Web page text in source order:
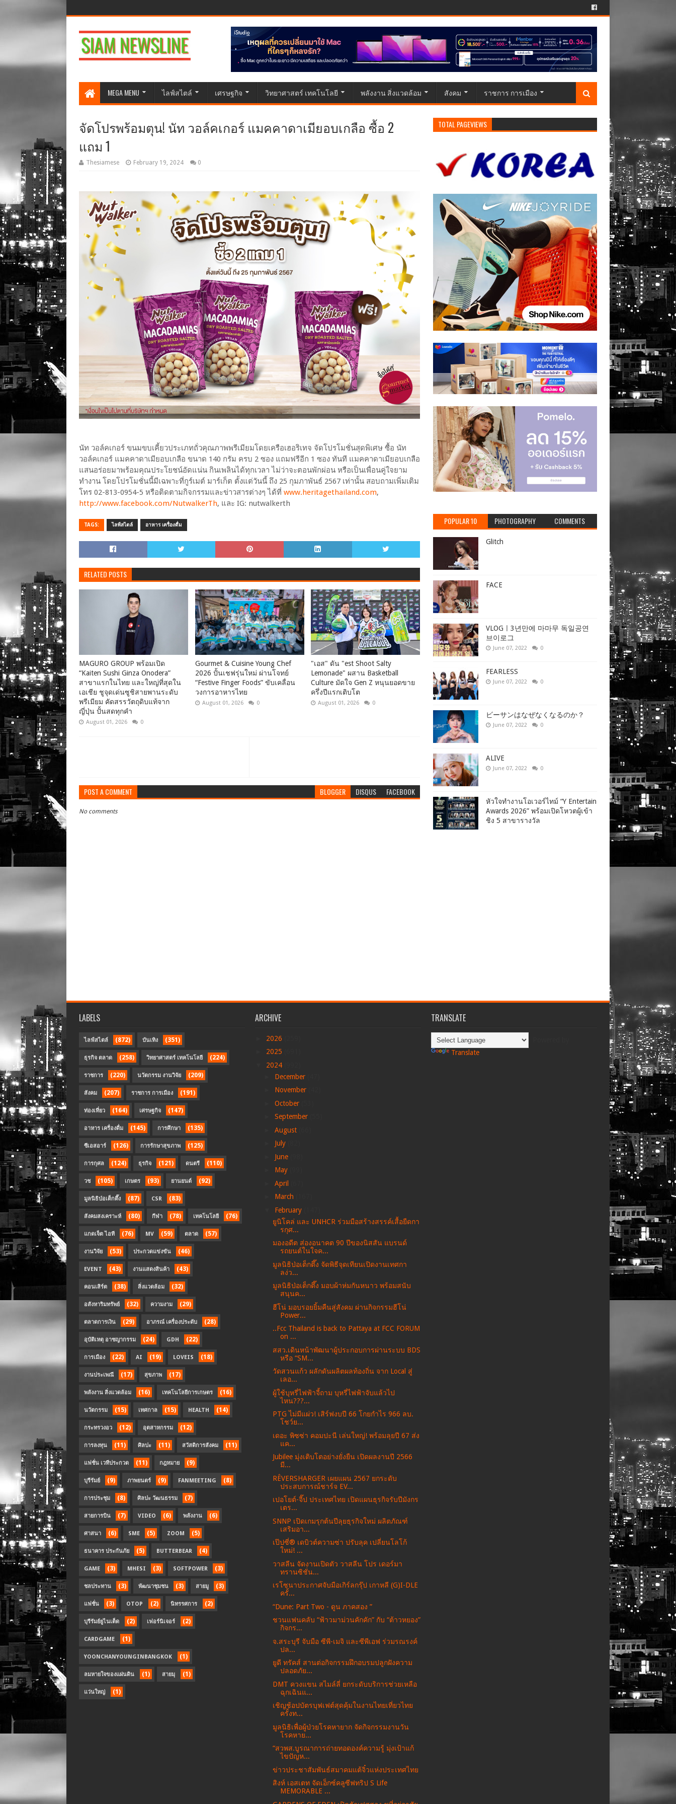
MEGA MENU ไลฟ์สไตล์ เศรษฐกิจ วิทยาศาสตร์ เทคโนโลยี พลังงาน สิ่งแวดล้อม สังคม ราชการ การเมือง
จัดโปรพร้อมตุน! นัท วอล์คเกอร์ แมคคาดาเมียอบเกลือ ซื้อ 2
แถม 1
Thesiamese February 19, 2024 0
นัท วอล์คเกอร์ ขนมขบเคี้ยวประเภทถั่วคุณภาพพรีเมียมโดยเครือเฮอริเทจ จัดโปรโมชั่นสุดพิเศษ ซื้อ นัท
วอล์คเกอร์ แมคคาดาเมียอบเกลือ ขนาด 140 กรัม ครบ 2 ซอง แถมฟรีอีก 1 ซอง ทันที แมคคาดาเมียอบเกลือ
แสนอร่อยมาพร้อมคุณประโยชน์อัดแน่น กินเพลินได้ทุกเวลา ไม่ว่าจะตอนพักผ่อน หรือเป็นเพื่อนคู่ใจยาม
ทำงาน โดยโปรโมชั่นนี้มีเฉพาะที่กูร์เมต์ มาร์เก็ต ตั้งแต่วันนี้ ถึง 25 กุมภาพันธ์ 2567 เท่านั้น สอบถามเพิ่มเติม
โทร 02-813-0954-5 หรือติดตามกิจกรรมและข่าวสารต่างๆ ได้ที่ www.heritagethailand.com,
http://www.facebook.com/NutwalkerTh, และ IG: nutwalkerth
TAGS: ไลฟ์สไตล์ อาหาร เครื่องดื่ม
RELATED POSTS
MAGURO GROUP พร้อมเปิด
“Kaiten Sushi Ginza Onodera”
สาขาแรกในไทย และใหญ่ที่สุดใน
เอเชีย ชูจุดเด่นซูชิสายพานระดับ
พรีเมียม คัดสรรวัตถุดิบแท้จาก
ญี่ปุ่น ปั้นสดทุกคำ
August 01, 2026 0
Gourmet & Cuisine Young Chef
2026 ปั้นเชฟรุ่นใหม่ ผ่านโจทย์
“Festive Finger Foods” ขับเคลื่อน
วงการอาหารไทย
August 01, 2026 0
"เอส" ดัน "est Shoot Salty
Lemonade" ผสาน Basketball
Culture มัดใจ Gen Z หนุนยอดขาย
ครึ่งปีแรกเติบโต
August 01, 2026 0
POST A COMMENT BLOGGER DISQUS FACEBOOK
No comments
TOTAL PAGEVIEWS
POPULAR 10 PHOTOGRAPHY COMMENTS
Glitch
FACE
VLOGㅣ3년만에 마마무 독일공연
브이로그
June 07, 2022 0
FEARLESS
June 07, 2022 0
ビーサンはなぜなくなるのか？
June 07, 2022 0
ALIVE
June 07, 2022 0
หัวใจทำงานโอเวอร์ไทม์ “Y Entertain
Awards 2026” พร้อมเปิดโหวตผู้เข้า
ชิง 5 สาขารางวัล
LABELS
ไลฟ์สไตล์ (872) บันเทิง (351)
ธุรกิจ ตลาด (258) วิทยาศาสตร์ เทคโนโลยี (224)
ราชการ (220) นวัตกรรม งานวิจัย (209)
สังคม (207) ราชการ การเมือง (191)
ท่องเที่ยว (164) เศรษฐกิจ (147)
อาหาร เครื่องดื่ม (145) การศึกษา (135)
ซีเอสอาร์ (126) การรักษาสุขภาพ (125)
การกุศล (124) ธุรกิจ (121) ดนตรี (110)
วช (105) เกษตร (93) ยานยนต์ (92)
มูลนิธิป่อเต็กตึ๊ง (87) CSR (83)
สังคมสงเคราะห์ (80) กีฬา (78) เทคโนโลยี (76)
แกดเจ็ต ไอที (76) MV (59) ตลาด (57)
งานวิจัย (53) ประกวดแข่งขัน (46)
EVENT (43) งานแสดงสินค้า (43)
คอนเสิร์ต (38) สิ่งแวดล้อม (32)
อสังหาริมทรัพย์ (32) ความงาม (29)
ตลาดการเงิน (29) อาภรณ์ เครื่องประดับ (28)
อุบัติเหตุ อาชญากรรม (24) GDH (22)
การเมือง (22) AI (19) LOVEIS (18)
งานประเพณี (17) สุขภาพ (17)
พลังงาน สิ่งแวดล้อม (16) เทคโนโลยีการเกษตร (16)
นวัตกรรม (15) เทศกาล (15) HEALTH (14)
กระทรวงอว (12) อุตสาหกรรม (12)
การลงทุน (11) ศิลปะ (11) สวัสดิการสังคม (11)
แฟชั่น เวทีประกวด (11) กฎหมาย (9)
บุรีรัมย์ (9) ภาพยนตร์ (9) FANMEETING (8)
การประชุม (8) ศิลปะ วัฒนธรรม (7)
สายการบิน (7) VIDEO (6) พลังงาน (6)
ศาสนา (6) SME (5) ZOOM (5)
ธนาคาร ประกันภัย (5) BUTTERBEAR (4)
GAME (3) MHESI (3) SOFTPOWER (3)
ชลประทาน (3) พัฒนาชุมชน (3) สายมู (3)
แฟชั่น (3) OTOP (2) นิทรรศการ (2)
บุรีรัมย์ยูไนเต็ด (2) เฟอร์นิเจอร์ (2)
CARDGAME (1)
YOONCHANYOUNGINBANGKOK (1)
ลมหายใจของแผ่นดิน (1) สายมุ (1)
แว่นใหญ่ (1)
ARCHIVE
2026
2025
2024
December
November
October
September
August
July
June
May
April
March
February
ยูนิโคล่ และ UNHCR ร่วมมือสร้างสรรค์เสื้อยืดกา
รกุศ...
มองอดีต ส่องอนาคต 90 ปีของนิสสัน แบรนด์
รถยนต์ในใจค...
มูลนิธิป่อเต็กตึ๊ง จัดพิธีจุดเทียนเปิดงานเทศกา
ลง่ว...
มูลนิธิป่อเต็กตึ๊ง มอบผ้าห่มกันหนาว พร้อมสนับ
สนุนค...
ฮีโน่ มอบรอยยิ้มคืนสู่สังคม ผ่านกิจกรรมฮีโน่
Power...
..Fcc Thailand is back to Pattaya at FCC FORUM
on ...
สสว.เดินหน้าพัฒนาผู้ประกอบการผ่านระบบ BDS
หรือ “SM...
วัดสวนแก้ว ผลักดันผลิตผลท้องถิ่น จาก Local สู่
เลอ...
ผู้ใช้บุหรี่ไฟฟ้าจี้ถาม บุหรี่ไฟฟ้าจับแล้วไป
ไหน???...
PTG ไม่มีแผ่ว! เสิร์ฟงบปี 66 โกยกำไร 966 ลบ.
โชว์ย...
เดอะ พิซซ่า คอมปะนี เล่นใหญ่! พร้อมลุยปี 67 ส่ง
แค...
Jubilee มุ่งเติบโตอย่างยั่งยืน เปิดผลงานปี 2566
มี...
RÊVERSHARGER เผยแผน 2567 ยกระดับ
ประสบการณ์ชาร์จ EV...
เปอโยต์-จี๊ป ประเทศไทย เปิดแผนธุรกิจรับปีมังกร
เตร...
SNNP เปิดเกมรุกต้นปีลุยธุรกิจใหม่ ผลิตภัณฑ์
เสริมอา...
เป๊ปซี่® เดบิวต์ความซ่า ปรับลุค เปลี่ยนโลโก้
ใหม่! ...
วาสลีน จัดงานเปิดตัว วาสลีน โปร เดอร์มา
ทรานซิชั่น...
เรโซนาประกาศจับมือเกิร์ลกรุ๊ป เกาหลี (G)I-DLE
ครั้...
“Dune: Part Two - ดูน ภาคสอง ”
ชวนแฟนคลับ “ฟ้าวมาม่วนคักคัก” กับ “ต้าวหยอง”
กิจกร...
จ.สระบุรี จับมือ ซีพี-เมจิ และซีพีเอฟ ร่วมรณรงค์
ปล...
ยูดี ทรัคส์ สานต่อกิจกรรมฝึกอบรมปลูกฝังความ
ปลอดภัย...
DMT ควงแขน สไมล์ลี่ ยกระดับบริการช่วยเหลือ
ฉุกเฉินแ...
เชิญช้อปบัตรบุฟเฟต์สุดคุ้มในงานไทยเที่ยวไทย
ครั้งท...
มูลนิธิเพื่อผู้ป่วยโรคหายาก จัดกิจกรรมงานวัน
โรคหาย...
“สวพส.บูรณาการถ่ายทอดองค์ความรู้ มุ่งเป้าแก้
ไขปัญห...
ข่าวประชาสัมพันธ์สมาคมแต้จิ๋วแห่งประเทศไทย
สิงห์ เอสเตท จัดเอ็กซ์คลูซีฟทริป S Life
MEMORABLE ...
TRANSLATE
Translate